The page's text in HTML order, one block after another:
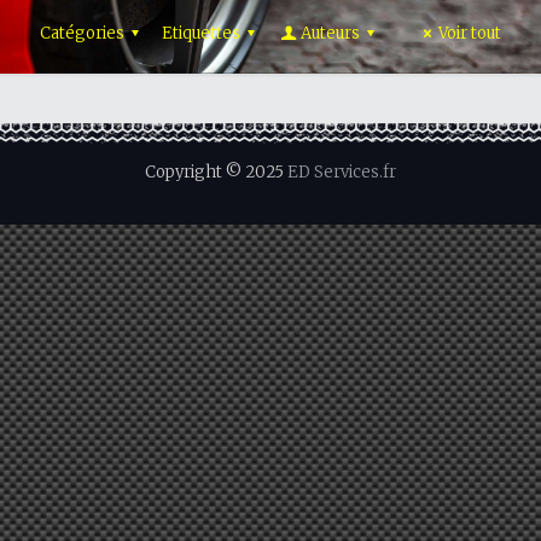
Catégories Etiquettes Auteurs Voir tout
Copyright © 2025 ED Services.fr